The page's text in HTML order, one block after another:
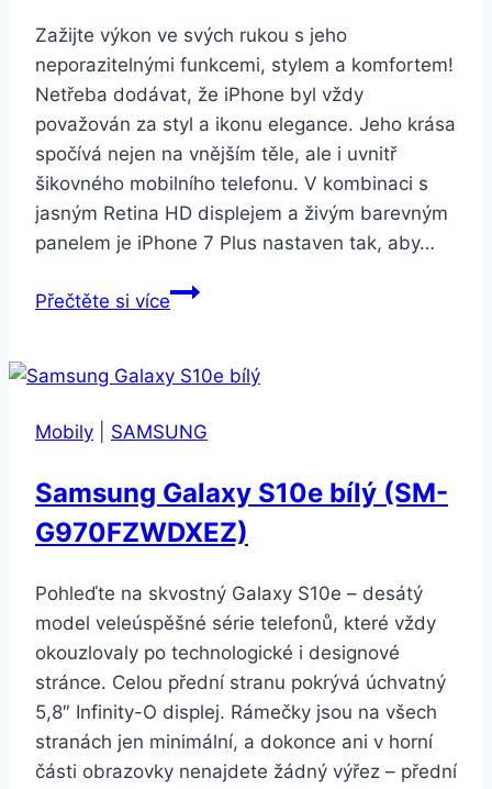
Zažijte výkon ve svých rukou s jeho
neporazitelnými funkcemi, stylem a komfortem!
Netřeba dodávat, že iPhone byl vždy
považován za styl a ikonu elegance. Jeho krása
spočívá nejen na vnějším těle, ale i uvnitř
šikovného mobilního telefonu. V kombinaci s
jasným Retina HD displejem a živým barevným
panelem je iPhone 7 Plus nastaven tak, aby…
Přečtěte si víceApple
Plus
růžově
Mobily SAMSUNG
Samsung Galaxy S10e bílý (SM-
G970FZWDXEZ)
Pohleďte na skvostný Galaxy S10e – desátý
model veleúspěšné série telefonů, které vždy
okouzlovaly po technologické i designové
stránce. Celou přední stranu pokrývá úchvatný
5,8″ Infinity-O displej. Rámečky jsou na všech
stranách jen minimální, a dokonce ani v horní
části obrazovky nenajdete žádný výřez – přední